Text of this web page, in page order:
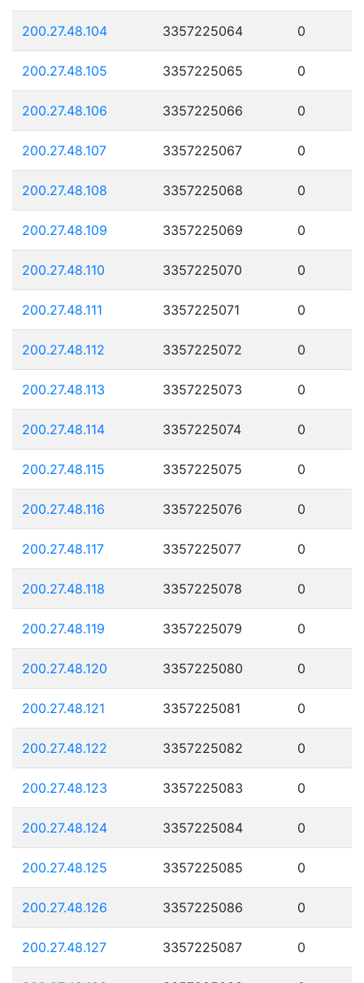
200.27.48.104 3357225064 0
200.27.48.105 3357225065 0
200.27.48.106 3357225066 0
200.27.48.107 3357225067 0
200.27.48.108 3357225068 0
200.27.48.109 3357225069 0
200.27.48.110 3357225070 0
200.27.48.111 3357225071 0
200.27.48.112 3357225072 0
200.27.48.113 3357225073 0
200.27.48.114 3357225074 0
200.27.48.115 3357225075 0
200.27.48.116 3357225076 0
200.27.48.117 3357225077 0
200.27.48.118 3357225078 0
200.27.48.119 3357225079 0
200.27.48.120 3357225080 0
200.27.48.121 3357225081 0
200.27.48.122 3357225082 0
200.27.48.123 3357225083 0
200.27.48.124 3357225084 0
200.27.48.125 3357225085 0
200.27.48.126 3357225086 0
200.27.48.127 3357225087 0